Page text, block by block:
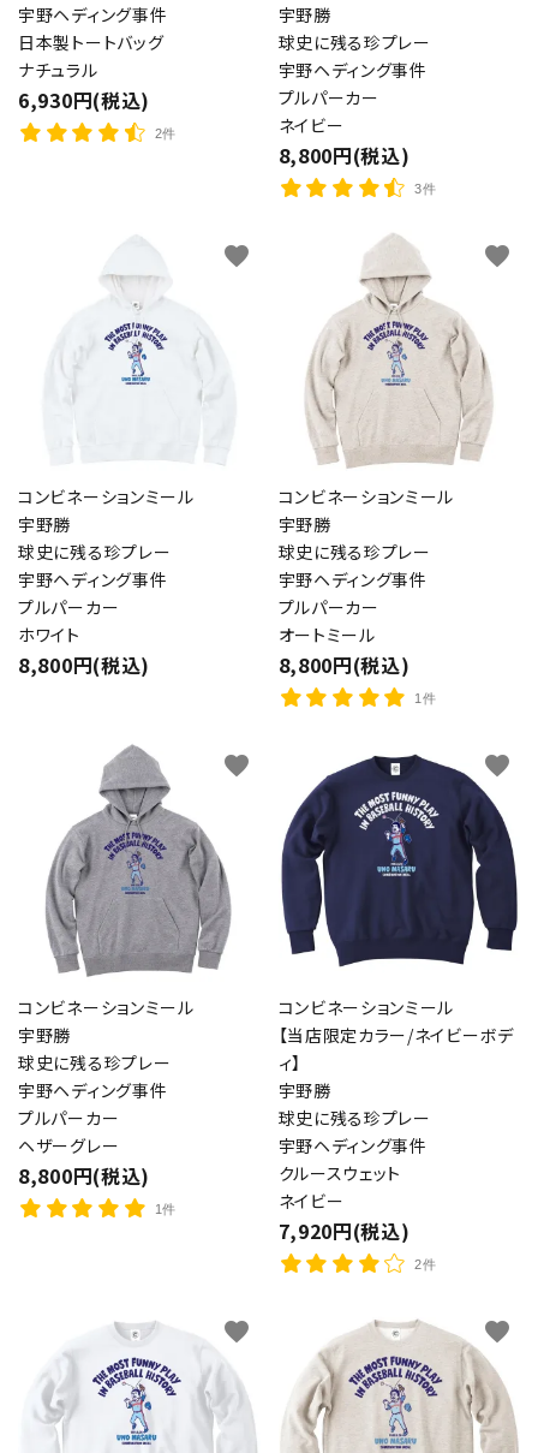
宇野ヘディング事件
日本製トートバッグ
ナチュラル
6,930円(税込)
2件
宇野勝
球史に残る珍プレー
宇野ヘディング事件
プルパーカー
ネイビー
8,800円(税込)
3件
コンビネーションミール
宇野勝
球史に残る珍プレー
宇野ヘディング事件
プルパーカー
ホワイト
8,800円(税込)
favorite
コンビネーションミール
宇野勝
球史に残る珍プレー
宇野ヘディング事件
プルパーカー
オートミール
8,800円(税込)
1件
favorite
コンビネーションミール
宇野勝
球史に残る珍プレー
宇野ヘディング事件
プルパーカー
ヘザーグレー
8,800円(税込)
1件
favorite
コンビネーションミール
【当店限定カラー/ネイビーボデ
ィ】
宇野勝
球史に残る珍プレー
宇野ヘディング事件
クルースウェット
ネイビー
7,920円(税込)
2件
favorite
favorite favorite